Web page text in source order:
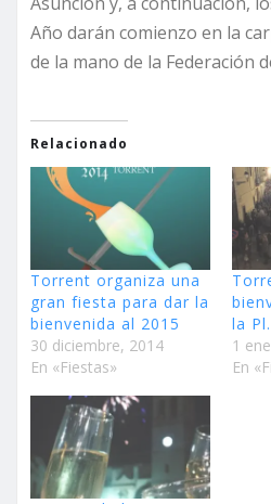
Año darán comienzo en la
de la mano de la Federación
Relacionado
Torrent organiza una
gran fiesta para dar la
bienvenida al 2015
30 diciembre, 2014
En «Fiestas»
la
1
En